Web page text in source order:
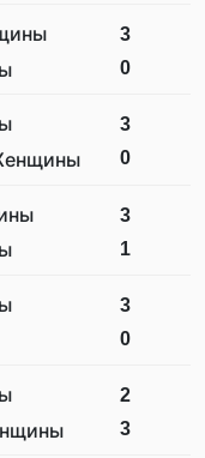
3
0
3
0
3
1
3
0
2
3